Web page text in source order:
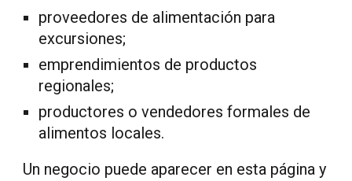
proveedores de alimentación para
excursiones;
emprendimientos de productos
regionales;
productores o vendedores formales de
alimentos locales.
Un negocio puede aparecer en esta página y